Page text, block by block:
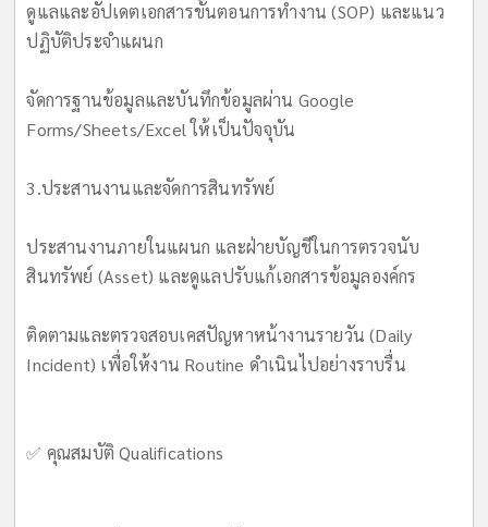
ดูแลและอัปเดตเอกสารขั้นตอนการทำงาน (SOP) และแนว
ปฏิบัติประจำแผนก
จัดการฐานข้อมูลและบันทึกข้อมูลผ่าน Google
Forms/Sheets/Excel ให้เป็นปัจจุบัน
3.ประสานงานและจัดการสินทรัพย์
ประสานงานภายในแผนก และฝ่ายบัญชีในการตรวจนับ
สินทรัพย์ (Asset) และดูแลปรับแก้เอกสารข้อมูลองค์กร
ติดตามและตรวจสอบเคสปัญหาหน้างานรายวัน (Daily
Incident) เพื่อให้งาน Routine ดำเนินไปอย่างราบรื่น
✅ คุณสมบัติ Qualifications